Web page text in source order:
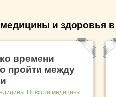
и здоровья в
времени
пройти между
Новости медицины